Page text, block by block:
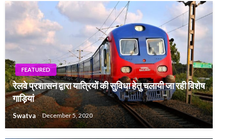
FEATURED
रेलवे प्रशासन द्वारा यात्रियों की सुविधा हेतु चलायी जा रही विशेष
गाड़ियां
Swatva December 5, 2020